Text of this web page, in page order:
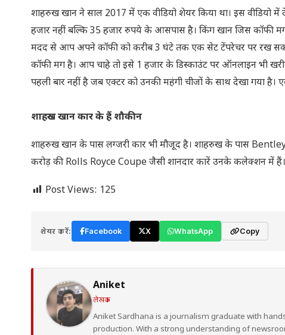
शाहरुख खान ने साल 2017 में एक वीडियो शेयर किया था। इस वीडियो
हजार नहीं बल्कि 35 हजार रुपये के आसपास है। किंग खान जिस कॉफी
मदद से आप अपने कॉफी को करीब 3 घंटे तक एक सेट टेंपरेचर पर रख
कॉफी मग है। आप चाहे तो इसे 1 हजार के डिस्काउंट पर ऑनलाइन भी
पहली बार नहीं है जब एक्टर को उनकी महंगी चीजों के साथ देखा गया है।
शाहरुख खान कार के हैं शौकीन
शाहरुख खान के पास लग्जरी कार भी मौजूद है। शाहरुख के पास
करोड़ की Rolls Royce Coupe जैसी शानदार कारें उनके कलेक्शन में हैं।
Post Views: 125
शेयर करें: Facebook X WhatsApp Copy
Aniket
लेखक
Aniket Sardhana is a journalism graduate with
production. With a strong understanding of